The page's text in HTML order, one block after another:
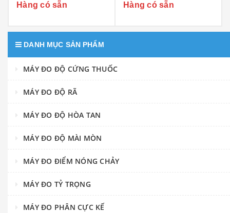
Hàng có sẵn Hàng có sẵn
DANH MỤC SẢN PHẨM
MÁY ĐO ĐỘ CỨNG THUỐC
MÁY ĐO ĐỘ RÃ
MÁY ĐO ĐỘ HÒA TAN
MÁY ĐO ĐỘ MÀI MÒN
MÁY ĐO ĐIỂM NÓNG CHẢY
MÁY ĐO TỶ TRỌNG
MÁY ĐO PHÂN CỰC KẾ